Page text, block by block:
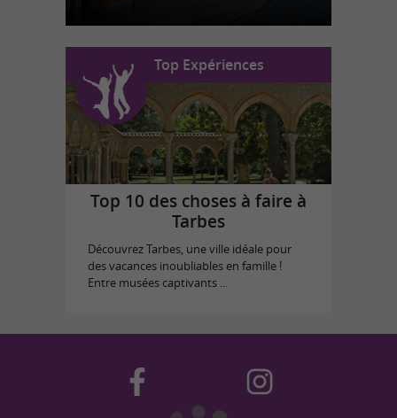
Top Expériences
Top 10 des choses à faire à
Tarbes
Découvrez Tarbes, une ville idéale pour
des vacances inoubliables en famille !
Entre musées captivants ...